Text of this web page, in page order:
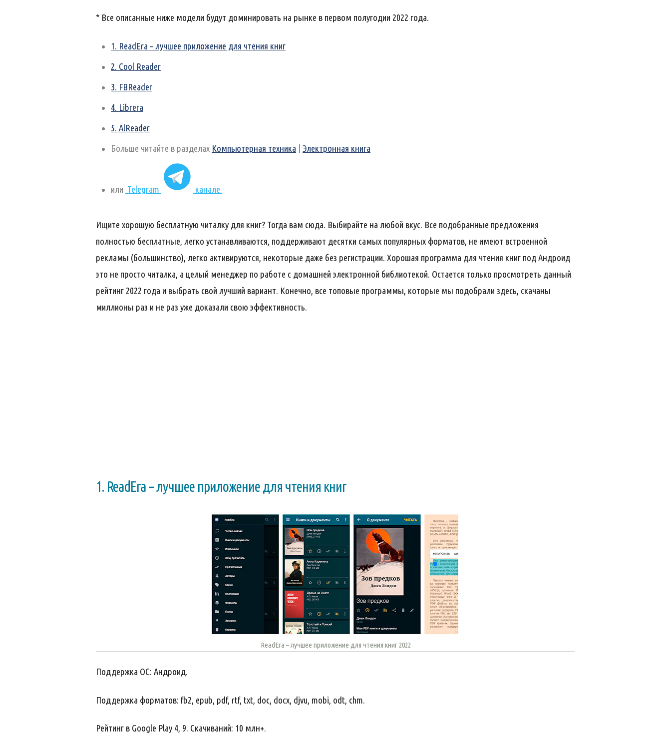
* Все описанные ниже модели будут доминировать на рынке в первом полугодии 2022 года.
1. ReadEra – лучшее приложение для чтения книг
2. Cool Reader
3. FBReader
4. Librera
5. AlReader
Больше читайте в разделах Компьютерная техника Электронная книга
или Telegram канале
Ищите хорошую бесплатную читалку для книг? Тогда вам сюда. Выбирайте на любой вкус. Все подобранные предложения
полностью бесплатные, легко устанавливаются, поддерживают десятки самых популярных форматов, не имеют встроенной
рекламы (большинство), легко активируются, некоторые даже без регистрации. Хорошая программа для чтения книг под Андроид
это не просто читалка, а целый менеджер по работе с домашней электронной библиотекой. Остается только просмотреть данный
рейтинг 2022 года и выбрать свой лучший вариант. Конечно, все топовые программы, которые мы подобрали здесь, скачаны
миллионы раз и не раз уже доказали свою эффективность.
1. ReadEra – лучшее приложение для чтения книг
ReadEra – лучшее приложение для чтения книг 2022
Поддержка ОС: Андроид.
Поддержка форматов: fb2, epub, pdf, rtf, txt, doc, docx, djvu, mobi, odt, chm.
Рейтинг в Google Play 4, 9. Скачиваний: 10 млн+.